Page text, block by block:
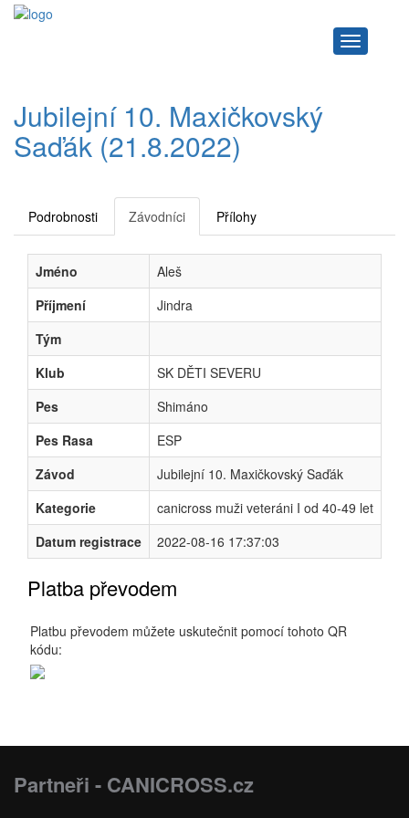
Navigace
Jubilejní 10. Maxičkovský
Saďák (21.8.2022)
Podrobnosti Závodníci Přílohy
Jméno
Aleš
Příjmení
Jindra
Tým
Klub
SK DĚTI SEVERU
Pes
Shimáno
Pes Rasa
ESP
Závod
Jubilejní 10. Maxičkovský Saďák
Kategorie
canicross muži veteráni I od 40-49 let
Datum registrace
2022-08-16 17:37:03
Platba převodem
Platbu převodem můžete uskutečnit pomocí tohoto QR
kódu:
Partneři - CANICROSS.cz